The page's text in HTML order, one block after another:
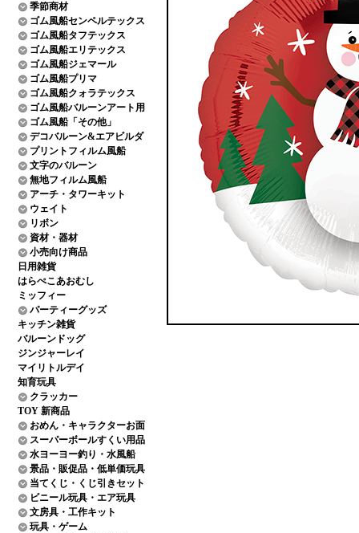
季節商材
ゴム風船センペルテックス
ゴム風船タフテックス
ゴム風船エリテックス
ゴム風船ジェマール
ゴム風船プリマ
ゴム風船クォラテックス
ゴム風船バルーンアート用
ゴム風船「その他」
デコバルーン&エアビルダ
プリントフィルム風船
文字のバルーン
無地フィルム風船
アーチ・タワーキット
ウェイト
リボン
資材・器材
小売向け商品
日用雑貨
はらぺこあおむし
ミッフィー
パーティーグッズ
キッチン雑貨
バルーンドッグ
ジンジャーレイ
マイリトルデイ
知育玩具
クラッカー
TOY 新商品
おめん・キャラクターお面
スーパーボールすくい用品
水ヨーヨー釣り・水風船
景品・販促品・低単価玩具
当てくじ・くじ引きセット
ビニール玩具・エア玩具
文房具・工作キット
玩具・ゲーム